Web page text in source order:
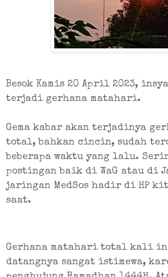
Besok Kamis 20 April 2023,
terjadi gerhana matahari.
Gema kabar akan terjadinya
total, bahkan cincin, sudah
beberapa waktu yang lalu.
postingan baik di WaG atau di
jaringan MedSos hadir di HP
saat.
Gerhana matahari total kali ini
datangnya sangat istimewa,